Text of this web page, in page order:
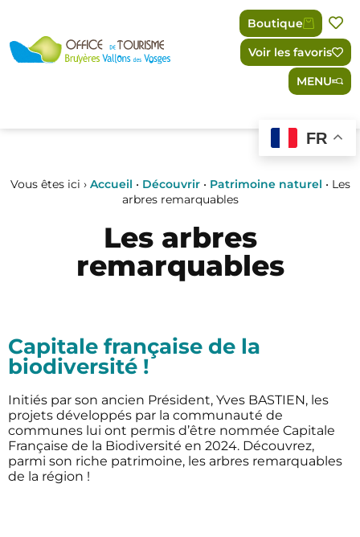
Boutique
Voir les favoris
MENU
FR
Vous êtes ici › Accueil • Découvrir• Patrimoine naturel • Les
arbres remarquables
Les arbres
remarquables
Capitale française de la
biodiversité !
Initiés par son ancien Président, Yves BASTIEN, les
projets développés par la communauté de
communes lui ont permis d’être nommée Capitale
Française de la Biodiversité en 2024. Découvrez,
parmi son riche patrimoine, les arbres remarquables
de la région !